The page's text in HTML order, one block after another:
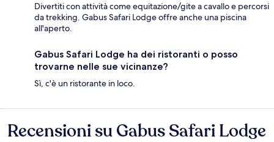
Divertiti con attività come equitazione/gite a cavallo e percorsi
da trekking. Gabus Safari Lodge offre anche una piscina
all'aperto.
Gabus Safari Lodge ha dei ristoranti o posso
trovarne nelle sue vicinanze?
Sì, c'è un ristorante in loco.
Recensioni
Recensioni su Gabus Safari Lodge